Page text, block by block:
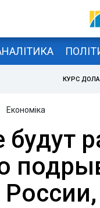
КУРС
Економіка